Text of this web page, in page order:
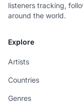
listeners tracking,
around the world.
Explore
Artists
Countries
Genres